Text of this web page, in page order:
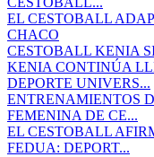
EL CESTOBALL
CHACO
CESTOBALL KENIA
KENIA CONTINÚA
DEPORTE UNIVERS...
ENTRENAMIENTOS
FEMENINA DE CE...
EL CESTOBALL
FEDUA: DEPORT...